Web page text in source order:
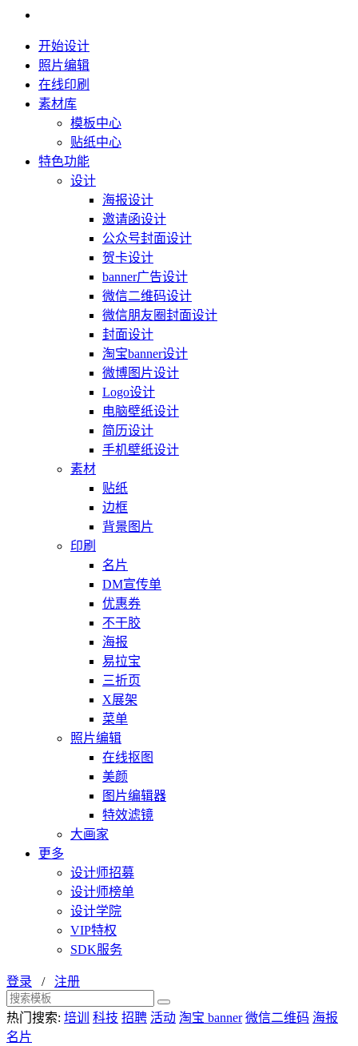
开始设计
照片编辑
在线印刷
素材库
模板中心
贴纸中心
特色功能
设计
海报设计
邀请函设计
公众号封面设计
贺卡设计
banner广告设计
微信二维码设计
微信朋友圈封面设计
封面设计
淘宝banner设计
微博图片设计
Logo设计
电脑壁纸设计
简历设计
手机壁纸设计
素材
贴纸
边框
背景图片
印刷
名片
DM宣传单
优惠券
不干胶
海报
易拉宝
三折页
X展架
菜单
照片编辑
在线抠图
美颜
图片编辑器
特效滤镜
大画家
更多
设计师招募
设计师榜单
设计学院
VIP特权
SDK服务
登录 / 注册
热门搜索: 培训 科技 招聘 活动 淘宝 banner 微信二维码 海报
名片